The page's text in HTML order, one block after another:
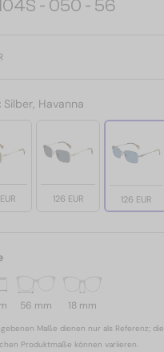
- 050 - 56
Silber, Havanna
126 EUR 126 EUR
56 mm 18 mm
Maße dienen nur als Referenz; die
Produktmaße können variieren.